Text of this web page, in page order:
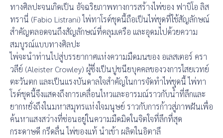
ทางศิลปะจนเกิดเป็น อัจฉริยภาพทางการสร้างไพ่ของ ฟาบิโอ ลิส
ทรานี่ (Fabio Listrani) ไพ่ทาโรต์ชุดนี้ถือเป็นไพ่ชุดที่ใช้สัญลักษณ์
สำคัญตลอดจนถึงสัญลักษณ์ที่คลุมเครือ และอุดมไปด้วยความ
สมบูรณ์แบบทางศิลปะ
ไพ่จะนำท่านไปสู่บรรยากาศแห่งความมืดมนของ อเลสเตอร์ ครา
วลีย์ (Aleister Crowley) ผู้ซึ่งเป็นปูชนียบุคคลของวงการไสยเวทย์
ตะวันตก และเป็นแรงบันดาลใจสำคัญในการจัดทำไพ่ชุดนี้ ไพ่ทา
โรต์ชุดนี้จึงแสดงถึงการเคลื่อนไหวและอารมณ์ราวกับน้ำที่ลึกและ
ยากหยั่งถึงในมหาสมุทรแห่งใจมนุษย์ ราวกับการก้าวสู่ภาพฝันเพื่อ
ค้นหาแสงสว่างที่ซ่อนอยู่ในความมืดมิดในจิตใจที่ลึกที่สุด
กระดาษดี กรีดลื่น ไพ่ของแท้ นำเข้า ผลิตในอิตาลี